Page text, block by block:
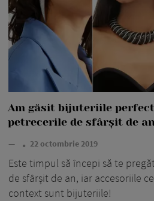
Am găsit bijuteriile
petrecerile de sfârșit de
— 22 octombrie 2019
Este timpul să începi să te
de sfârșit de an, iar accesoriile
context sunt bijuteriile!